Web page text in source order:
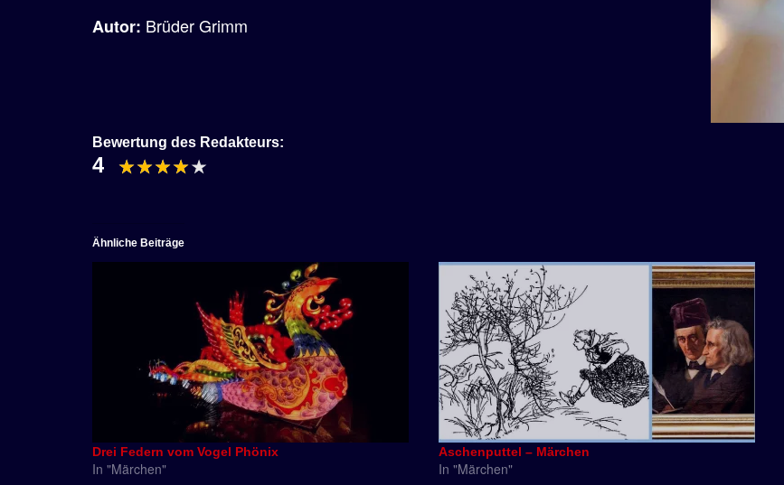
Autor: Brüder Grimm
Bewertung des Redakteurs:
4
Ähnliche Beiträge
Drei Federn vom Vogel Phönix
In "Märchen"
Aschenputtel – Märchen
In "Märchen"